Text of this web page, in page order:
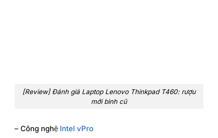
[Review] Đánh giá Laptop Lenovo Thinkpad T460: rượu
mới bình cũ
– Công nghệ Intel vPro